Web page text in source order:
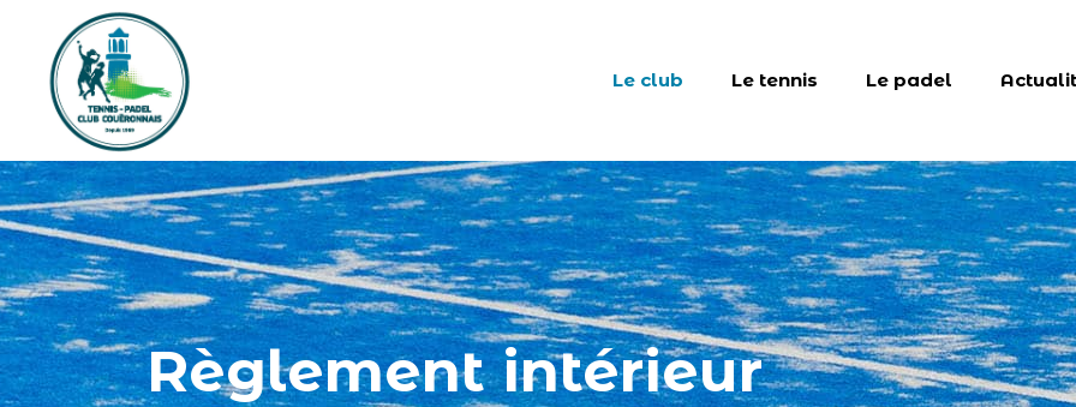
Le club Le tennis Le padel
Règlement intérieur